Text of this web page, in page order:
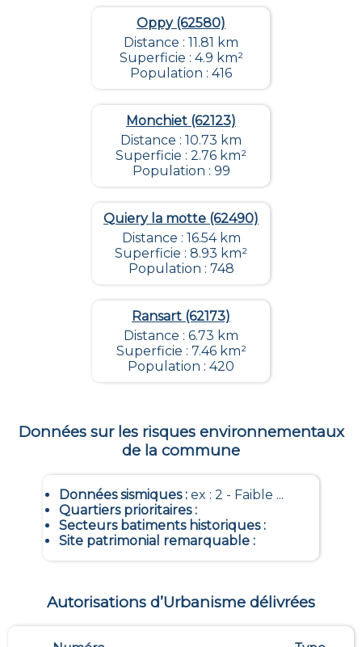
Oppy (62580)
Distance : 11.81 km
Superficie : 4.9 km²
Population : 416
Monchiet (62123)
Distance : 10.73 km
Superficie : 2.76 km²
Population : 99
Quiery la motte (62490)
Distance : 16.54 km
Superficie : 8.93 km²
Population : 748
Ransart (62173)
Distance : 6.73 km
Superficie : 7.46 km²
Population : 420
Données sur les risques environnementaux
de la commune
Données sismiques: ex : 2 - Faible ...
Quartiers prioritaires:
Secteurs batiments historiques:
Site patrimonial remarquable:
Autorisations d’Urbanisme délivrées